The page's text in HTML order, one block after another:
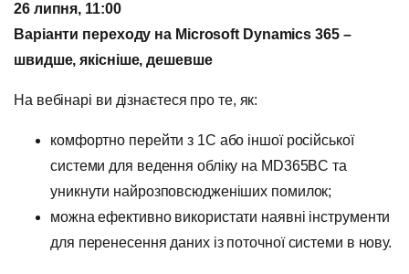
26 липня, 11:00
Варіанти переходу на Microsoft Dynamics 365 –
швидше, якісніше, дешевше
На вебінарі ви дізнаєтеся про те, як:
комфортно перейти з 1С або іншої російської
системи для ведення обліку на MD365BC та
уникнути найрозповсюдженіших помилок;
можна ефективно використати наявні інструменти
для перенесення даних із поточної системи в нову.